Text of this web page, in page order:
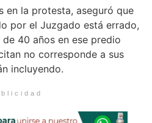
en la protesta, aseguró que
por el Juzgado está errado,
40 años en ese predio
no corresponde a sus
incluyendo.